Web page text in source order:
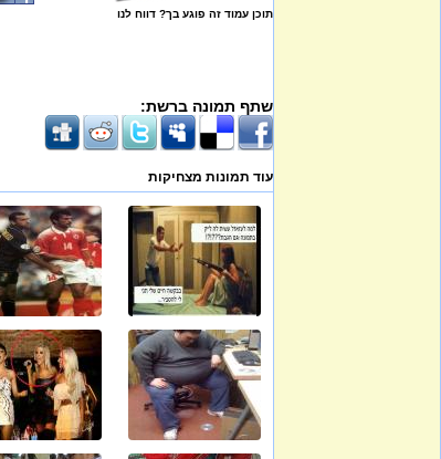
תוכן עמוד זה פוגע בך? דווח לנו
שתף תמונה ברשת:
עוד תמונות מצחיקות